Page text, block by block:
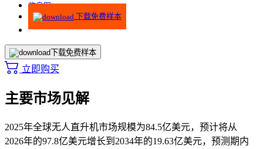
信息图
下载免费样本
下载免费样本
立即购买
主要市场见解
2025年全球无人直升机市场规模为84.5亿美元，预计将从
2026年的97.8亿美元增长到2034年的19.63亿美元，预测期内